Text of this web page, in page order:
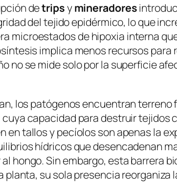
detripsymineradores
del tejido epidérmico, lo que
microestados de hipoxia interna
implica menos recursos para
no se mide solo por la superficie
los patógenos encuentran
cuya capacidad para destruir tejidos
en tallos y pecíolos son apenas la
hídricos que desencadenan
hongo. Sin embargo, esta barrera
planta, su sola presencia